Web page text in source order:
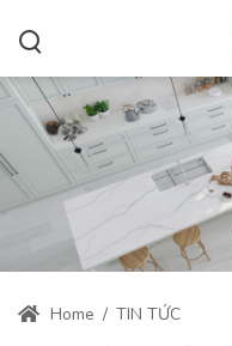
Home / TIN TỨC